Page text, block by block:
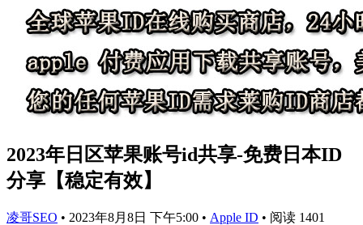
2023年日区苹果账号id共享-免费日本ID
分享【稳定有效】
凌哥SEO • 2023年8月8日 下午5:00 • Apple ID • 阅读 1401